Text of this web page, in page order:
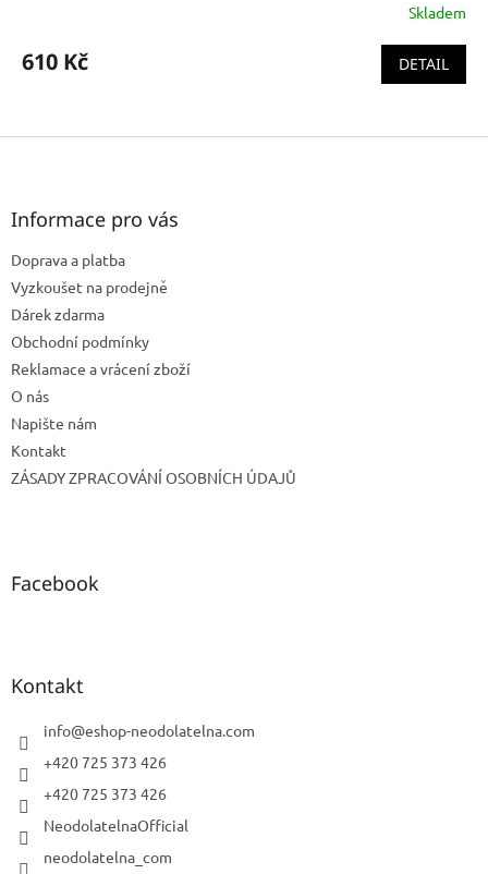
Skladem
610 Kč DETAIL
Z
Informace pro vás
Doprava a platba
Vyzkoušet na prodejně
Dárek zdarma
Obchodní podmínky
Reklamace a vrácení zboží
O nás
Napište nám
Kontakt
ZÁSADY ZPRACOVÁNÍ OSOBNÍCH ÚDAJŮ
Facebook
Kontakt
info@eshop-neodolatelna.com
+420 725 373 426
+420 725 373 426
NeodolatelnaOfficial
neodolatelna_com